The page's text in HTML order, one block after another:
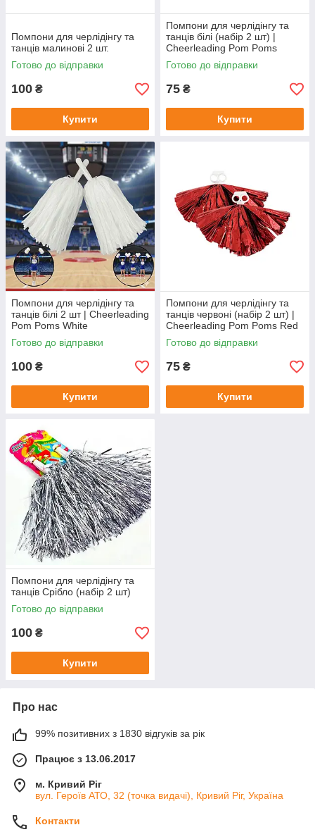
Помпони для черлідінгу та
танців малинові 2 шт.
Готово до відправки
100 ₴
Купити
Помпони для черлідінгу та
танців білі (набір 2 шт) |
Cheerleading Pom Poms
White
Готово до відправки
75 ₴
Купити
Помпони для черлідінгу та
танців білі 2 шт | Cheerleading
Pom Poms White
Готово до відправки
100 ₴
Купити
Помпони для черлідінгу та
танців червоні (набір 2 шт) |
Cheerleading Pom Poms Red
Готово до відправки
75 ₴
Купити
Помпони для черлідінгу та
танців Срібло (набір 2 шт)
Готово до відправки
100 ₴
Купити
Про нас
99% позитивних з 1830 відгуків за рік
Працює з 13.06.2017
м. Кривий Ріг
вул. Героїв АТО, 32 (точка видачі), Кривий Ріг, Україна
Контакти